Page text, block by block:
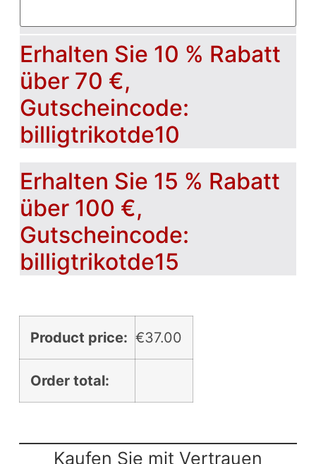
Erhalten Sie 10 % Rabatt
über 70 €,
Gutscheincode:
billigtrikotde10
Erhalten Sie 15 % Rabatt
über 100 €,
Gutscheincode:
billigtrikotde15
Product price: €37.00
Order total:
Kaufen Sie mit Vertrauen